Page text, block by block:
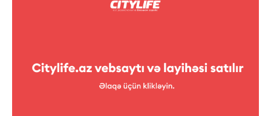
Azərbaycan Teatr Xadimləri İttifaqi